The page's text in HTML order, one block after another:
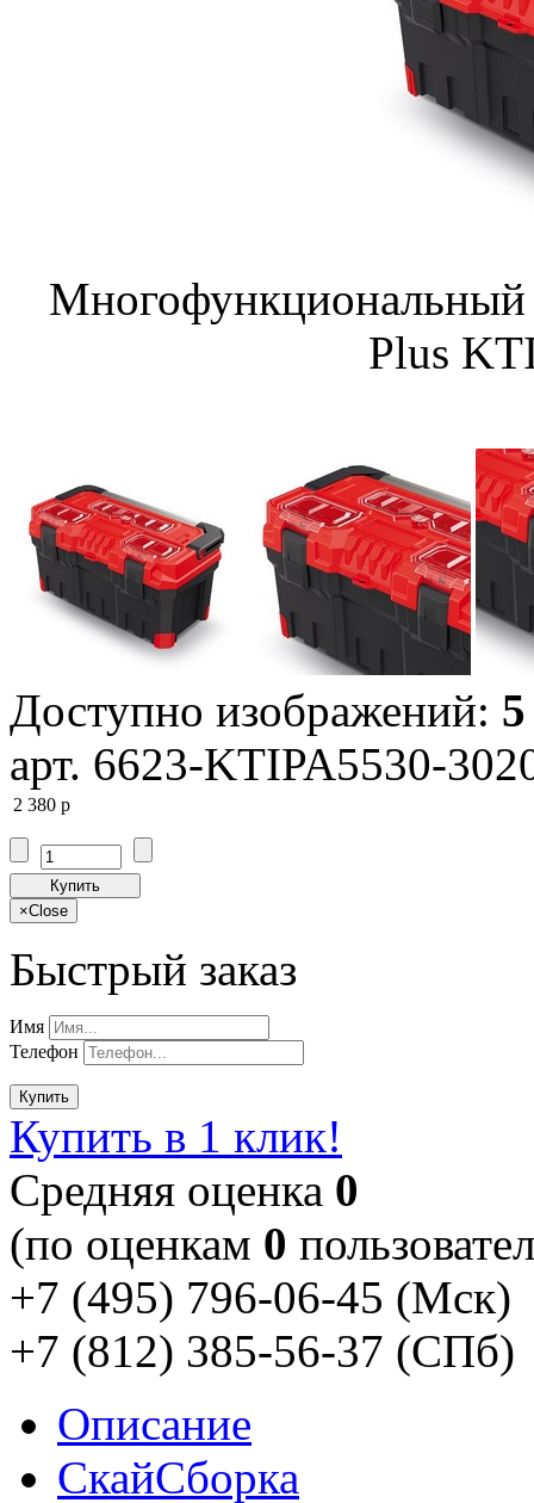
Многофункциональный
Plus
Доступно изображений: 5
арт. 6623-KTIPA5530-
2 380 p
Купить
×Close
Быстрый заказ
Имя
Телефон
Купить
Купить в 1 клик!
Cредняя оценка 0
(по оценкам 0
+7 (495) 796-06-45 (Мск)
+7 (812) 385-56-37 (СПб)
Описание
СкайСборка